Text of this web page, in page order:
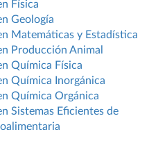
Física
Geología
Matemáticas y Estadística
Producción Animal
Química Física
Química Inorgánica
Química Orgánica
Sistemas Eficientes de